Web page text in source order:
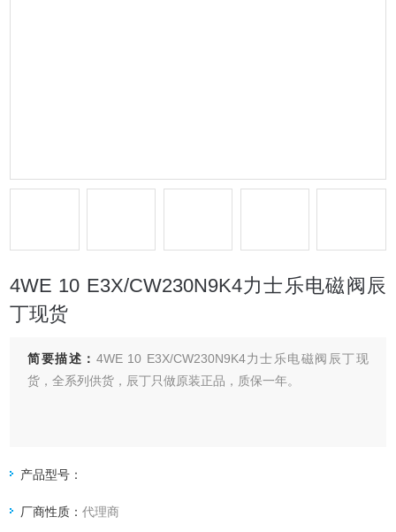
4WE 10 E3X/CW230N9K4力士乐电磁阀辰
丁现货
简要描述： 4WE 10 E3X/CW230N9K4力士乐电磁阀辰丁现
货，全系列供货，辰丁只做原装正品，质保一年。
产品型号：
厂商性质：代理商